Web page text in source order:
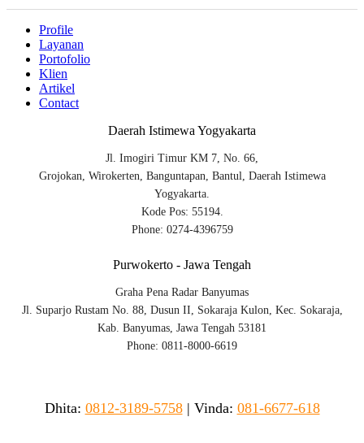
Profile
Layanan
Portofolio
Klien
Artikel
Contact
Daerah Istimewa Yogyakarta
Jl. Imogiri Timur KM 7, No. 66,
Grojokan, Wirokerten, Banguntapan, Bantul, Daerah Istimewa
Yogyakarta.
Kode Pos: 55194.
Phone: 0274-4396759
Purwokerto - Jawa Tengah
Graha Pena Radar Banyumas
Jl. Suparjo Rustam No. 88, Dusun II, Sokaraja Kulon, Kec. Sokaraja,
Kab. Banyumas, Jawa Tengah 53181
Phone: 0811-8000-6619
Dhita: 0812-3189-5758| Vinda: 081-6677-618